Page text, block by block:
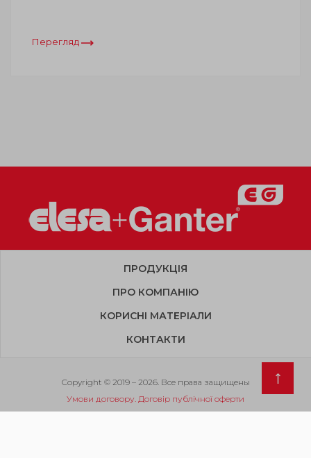
Перегляд
ПРОДУКЦІЯ
ПРО КОМПАНІЮ
КОРИСНІ МАТЕРІАЛИ
КОНТАКТИ
Copyright © 2019 – 2026. Все права защищены
Умови договору. Договір публічної оферти